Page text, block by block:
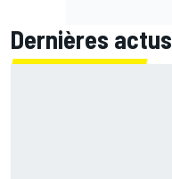
Dernières actus